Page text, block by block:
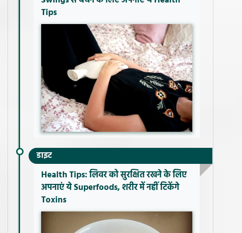
Tips
डाइट
Health Tips: लिवर को सुरक्षित रखने के लिए
अपनाएं ये Superfoods, शरीर में नहीं टिकेंगे
Toxins